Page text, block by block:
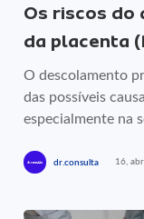
Os riscos
da placenta
O descolamento
das possíveis
especialmente na
dr.consulta 16,